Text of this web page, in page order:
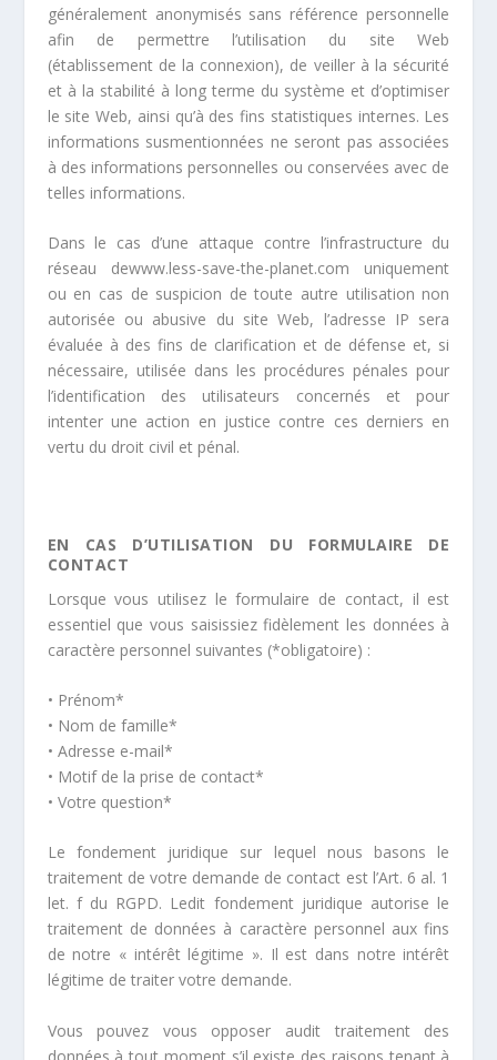
généralement anonymisés sans référence personnelle
afin de permettre l’utilisation du site Web
(établissement de la connexion), de veiller à la sécurité
et à la stabilité à long terme du système et d’optimiser
le site Web, ainsi qu’à des fins statistiques internes. Les
informations susmentionnées ne seront pas associées
à des informations personnelles ou conservées avec de
telles informations.
Dans le cas d’une attaque contre l’infrastructure du
réseau dewww.less-save-the-planet.com
uniquement
ou en cas de suspicion de toute autre utilisation non
autorisée ou abusive du site Web, l’adresse IP sera
évaluée à des fins de clarification et de défense et, si
nécessaire, utilisée dans les procédures pénales pour
l’identification des utilisateurs concernés et pour
intenter une action en justice contre ces derniers en
vertu du droit civil et pénal.
EN CAS D’UTILISATION DU FORMULAIRE DE
CONTACT
Lorsque vous utilisez le formulaire de contact, il est
essentiel que vous saisissiez fidèlement les données à
caractère personnel suivantes (*obligatoire) :
• Prénom*
• Nom de famille*
• Adresse e-mail*
• Motif de la prise de contact*
• Votre question*
Le fondement juridique sur lequel nous basons le
traitement de votre demande de contact est l’Art. 6 al. 1
let. f du RGPD. Ledit fondement juridique autorise le
traitement de données à caractère personnel aux fins
de notre « intérêt légitime ». Il est dans notre intérêt
légitime de traiter votre demande.
Vous pouvez vous opposer audit traitement des